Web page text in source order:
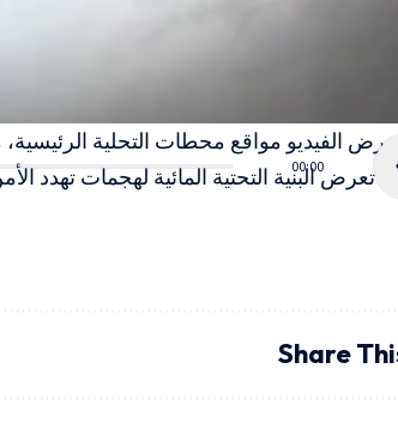
00:00
الفيديو مواقع محطات التحلية
تعرض البنية التحتية المائية لهجمات تهدد
Share